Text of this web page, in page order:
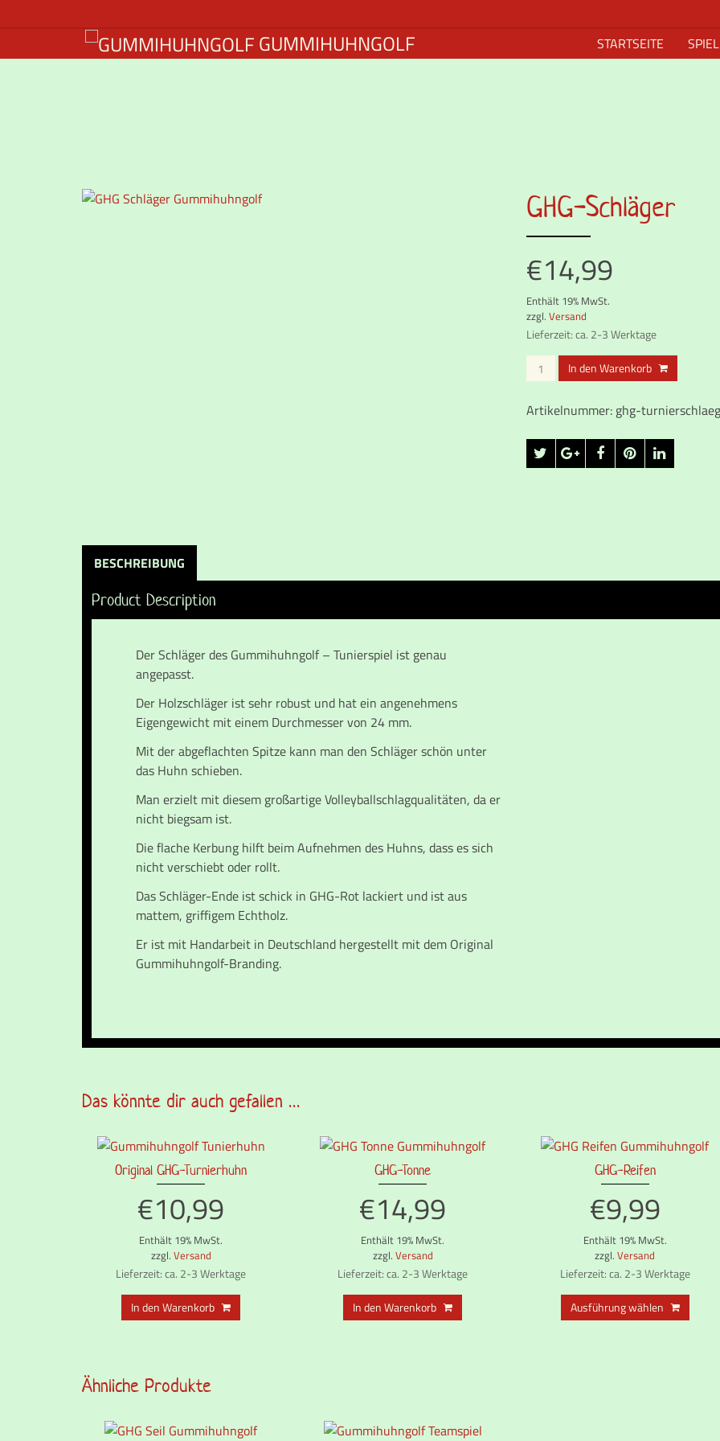
GUMMIHUHNGOLF STARTSEITE
GHG-Schläger
€14,99
Enthält 19% MwSt.
zzgl. Versand
Lieferzeit: ca. 2-3 Werktage
GHG-
Schläger
Menge
In den Warenkorb
Artikelnummer: ghg-
BESCHREIBUNG
Product Description
Der Schläger des Gummihuhngolf – Tunierspiel ist genau
angepasst.
Der Holzschläger ist sehr robust und hat ein angenehmens
Eigengewicht mit einem Durchmesser von 24 mm.
Mit der abgeflachten Spitze kann man den Schläger schön unter
das Huhn schieben.
Man erzielt mit diesem großartige Volleyballschlagqualitäten, da er
nicht biegsam ist.
Die flache Kerbung hilft beim Aufnehmen des Huhns, dass es sich
nicht verschiebt oder rollt.
Das Schläger-Ende ist schick in GHG-Rot lackiert und ist aus
mattem, griffigem Echtholz.
Er ist mit Handarbeit in Deutschland hergestellt mit dem Original
Gummihuhngolf-Branding.
Das könnte dir auch gefallen …
Original GHG-Turnierhuhn
€10,99
Enthält 19% MwSt.
zzgl. Versand
Lieferzeit: ca. 2-3 Werktage
In den Warenkorb
GHG-Tonne
€14,99
Enthält 19% MwSt.
zzgl. Versand
Lieferzeit: ca. 2-3 Werktage
In den Warenkorb
GHG-Reifen
€9,99
Enthält 19% MwSt.
zzgl.Versand
Lieferzeit: ca. 2-3 Werktage
Ausführung wählen
Ähnliche Produkte